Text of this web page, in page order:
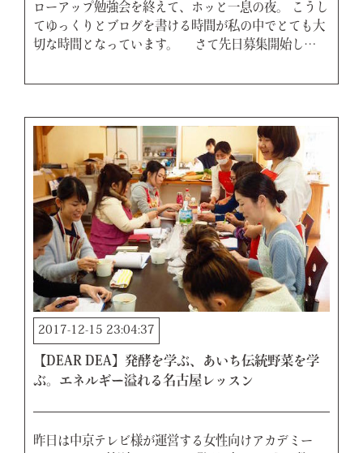
ローアップ勉強会を終えて、ホッと一息の夜。 こうし
てゆっくりとブログを書ける時間が私の中でとても大
切な時間となっています。 さて先日募集開始し…
2017-12-15 23:04:37
【DEAR DEA】発酵を学ぶ、あいち伝統野菜を学
ぶ。エネルギー溢れる名古屋レッスン
昨日は中京テレビ様が運営する女性向けアカデミー